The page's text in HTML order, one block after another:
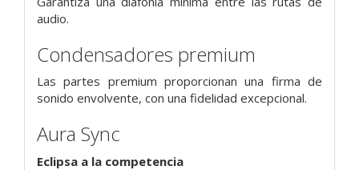
audio.
Condensadores premium
Las partes premium proporcionan una firma de
sonido envolvente, con una fidelidad excepcional.
Aura Sync
Eclipsa a la competencia